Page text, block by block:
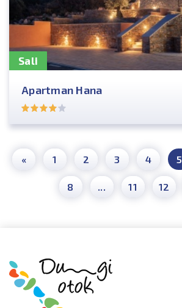
Sali
Apartman Hana
« 1 2 3 4 5
8 ... 11 12